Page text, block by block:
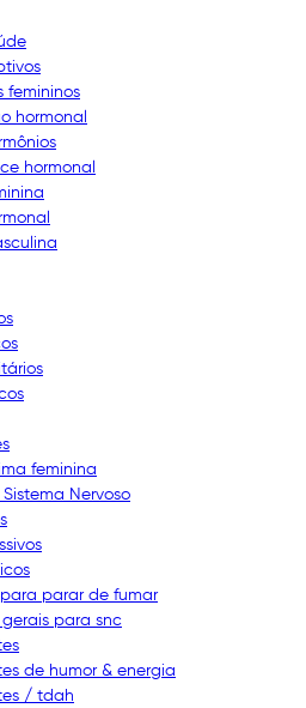
femininos
hormonal
hormonal
feminina
Nervoso
parar de fumar
para snc
de humor & energia
/ tdah